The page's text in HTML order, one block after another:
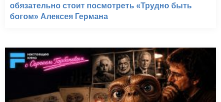
обязательно стоит посмотреть «Трудно быть
богом» Алексея Германа